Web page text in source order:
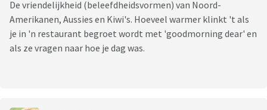
De vriendelijkheid (beleefdheidsvormen) van Noord-
Amerikanen, Aussies en Kiwi's. Hoeveel warmer klinkt 't als
je in 'n restaurant begroet wordt met 'goodmorning dear' en
als ze vragen naar hoe je dag was.